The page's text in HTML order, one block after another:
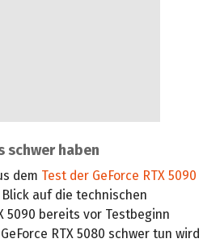
schwer haben
dem Test der GeForce RTX 5090
auf die technischen
5090 bereits vor Testbeginn
RTX 5080 schwer tun wird